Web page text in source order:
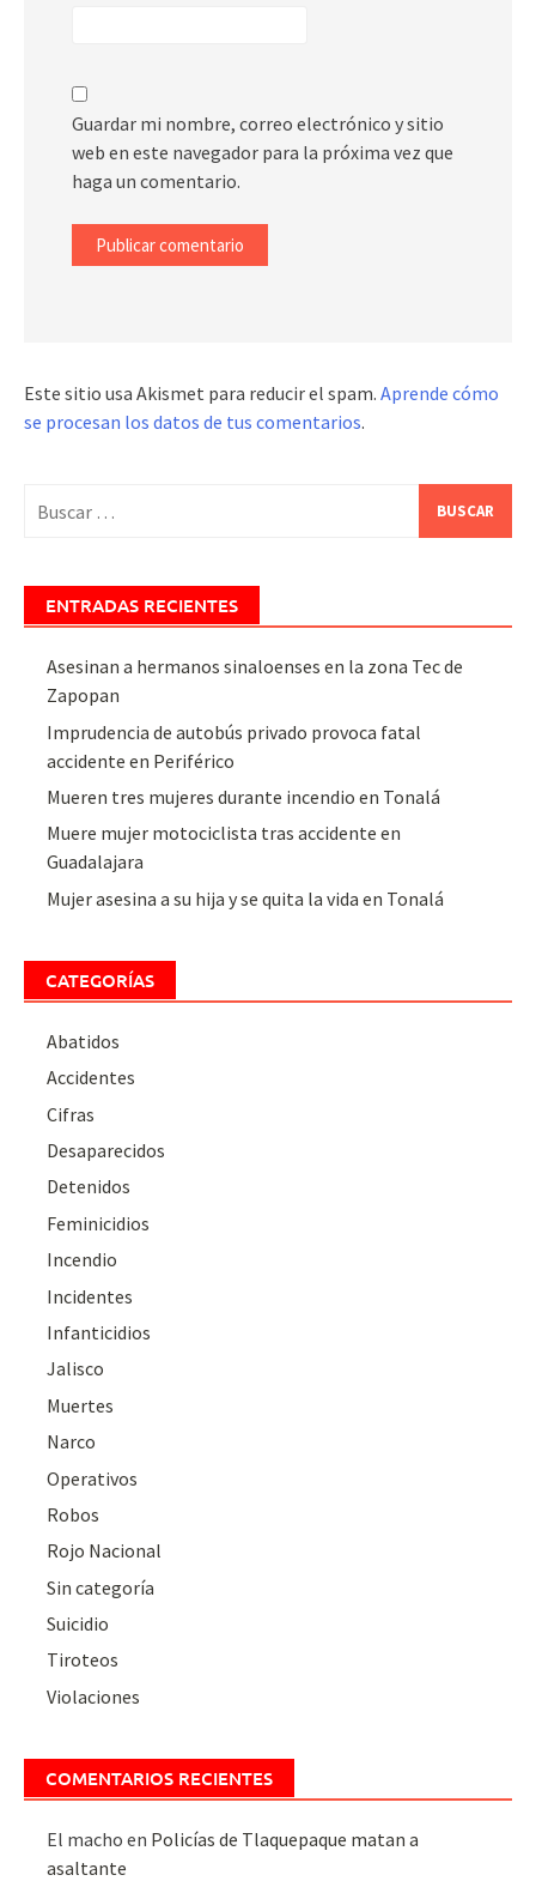
Guardar mi nombre, correo electrónico y sitio
web en este navegador para la próxima vez que
haga un comentario.
Este sitio usa Akismet para reducir el spam. Aprende cómo
se procesan los datos de tus comentarios.
ENTRADAS RECIENTES
Asesinan a hermanos sinaloenses en la zona Tec de
Zapopan
Imprudencia de autobús privado provoca fatal
accidente en Periférico
Mueren tres mujeres durante incendio en Tonalá
Muere mujer motociclista tras accidente en
Guadalajara
Mujer asesina a su hija y se quita la vida en Tonalá
CATEGORÍAS
Abatidos
Accidentes
Cifras
Desaparecidos
Detenidos
Feminicidios
Incendio
Incidentes
Infanticidios
Jalisco
Muertes
Narco
Operativos
Robos
Rojo Nacional
Sin categoría
Suicidio
Tiroteos
Violaciones
COMENTARIOS RECIENTES
El macho en Policías de Tlaquepaque matan a
asaltante